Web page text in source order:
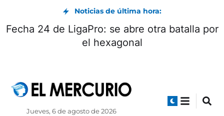
Noticias de última hora:
Tras seis meses de suspensión, Ecuador
vuelve a recibir energía de Colombia
Jueves, 6 de agosto de 2026